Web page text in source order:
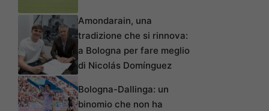
Amondarain, una
tradizione che si rinnova:
a Bologna per fare meglio
di Nicolás Domínguez
Bologna-Dallinga: un
binomio che non ha